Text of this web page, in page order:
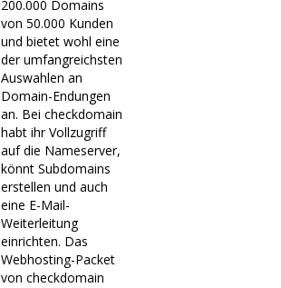
200.000 Domains
von 50.000 Kunden
und bietet wohl eine
der umfangreichsten
Auswahlen an
Domain-Endungen
an. Bei checkdomain
habt ihr Vollzugriff
auf die Nameserver,
könnt Subdomains
erstellen und auch
eine E-Mail-
Weiterleitung
einrichten. Das
Webhosting-Packet
von checkdomain